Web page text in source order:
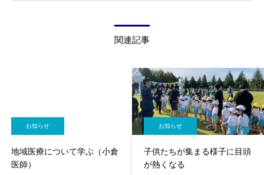
関連記事
お知らせ
地域医療について学ぶ（小倉
医師）
お知らせ
子供たちが集まる様子に目頭
が熱くなる